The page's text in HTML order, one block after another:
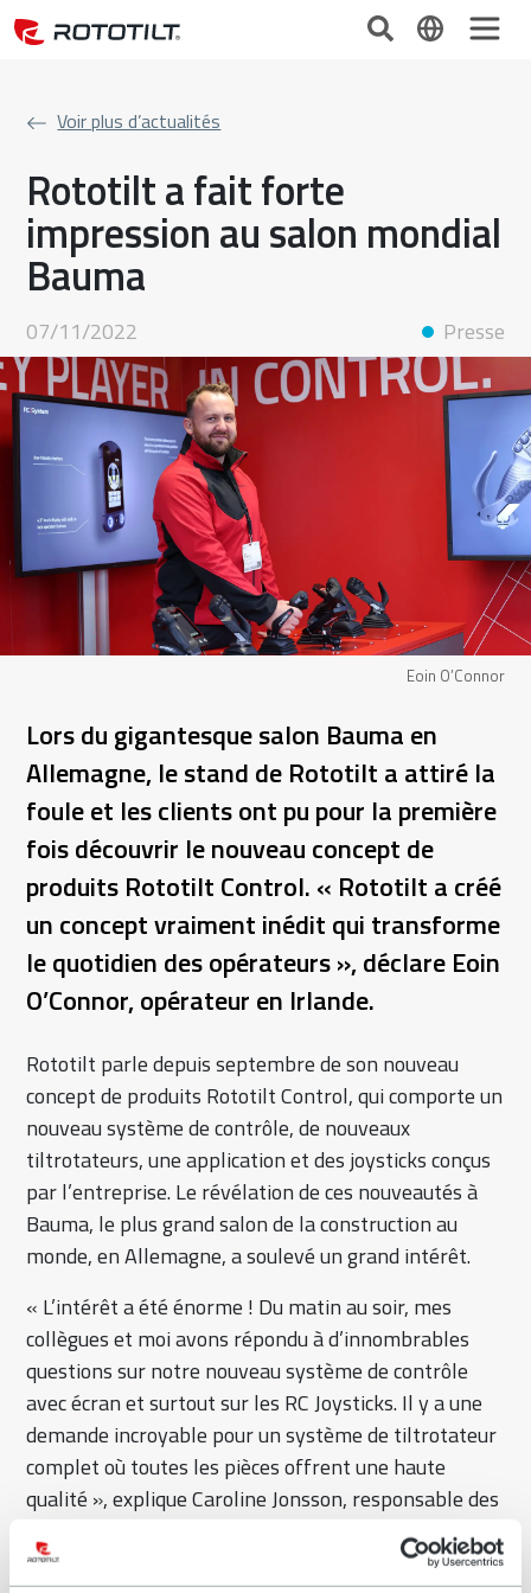
Voir plus d’actualités
Rototilt a fait forte
impression au salon mondial
Bauma
07/11/2022 Presse
Eoin O’Connor
Lors du gigantesque salon Bauma en
Allemagne, le stand de Rototilt a attiré la
foule et les clients ont pu pour la première
fois découvrir le nouveau concept de
produits Rototilt Control. « Rototilt a créé
un concept vraiment inédit qui transforme
le quotidien des opérateurs », déclare Eoin
O’Connor, opérateur en Irlande.
Rototilt parle depuis septembre de son nouveau
concept de produits Rototilt Control, qui comporte un
nouveau système de contrôle, de nouveaux
tiltrotateurs, une application et des joysticks conçus
par l’entreprise. Le révélation de ces nouveautés à
Bauma, le plus grand salon de la construction au
monde, en Allemagne, a soulevé un grand intérêt.
« L’intérêt a été énorme ! Du matin au soir, mes
collègues et moi avons répondu à d’innombrables
questions sur notre nouveau système de contrôle
avec écran et surtout sur les RC Joysticks. Il y a une
demande incroyable pour un système de tiltrotateur
complet où toutes les pièces offrent une haute
qualité », explique Caroline Jonsson, responsable des
Eoin O´Connor, opérateur et lauréat du concours